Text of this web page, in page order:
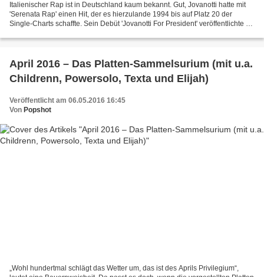
Italienischer Rap ist in Deutschland kaum bekannt. Gut, Jovanotti hatte mit
'Serenata Rap' einen Hit, der es hierzulande 1994 bis auf Platz 20 der
Single-Charts schaffte. Sein Debüt 'Jovanotti For President' veröffentlichte er
April 2016 – Das Platten-Sammelsurium (mit u.a.
Childrenn, Powersolo, Texta und Elijah)
Veröffentlicht am 06.05.2016 16:45
Von Popshot
„Wohl hundertmal schlägt das Wetter um, das ist des Aprils Privilegium“,